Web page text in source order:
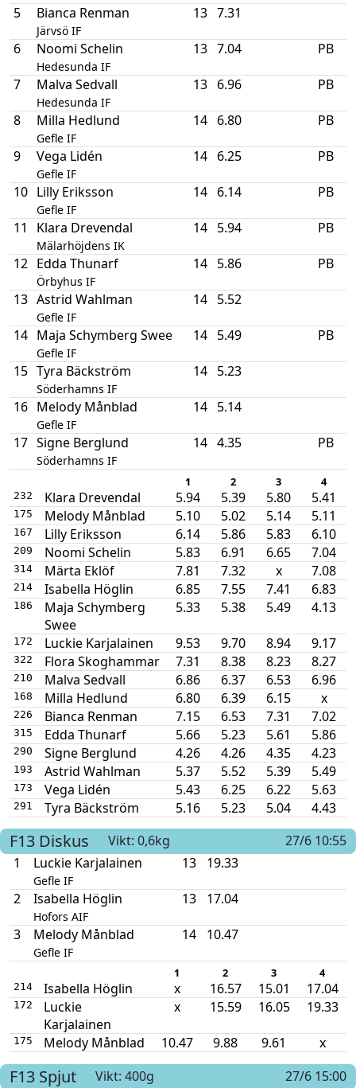
5 Bianca Renman
Järvsö IF
13 7.31
6 Noomi Schelin
Hedesunda IF
13 7.04 PB
7 Malva Sedvall
Hedesunda IF
13 6.96 PB
8 Milla Hedlund
Gefle IF
14 6.80 PB
9 Vega Lidén
Gefle IF
14 6.25 PB
10 Lilly Eriksson
Gefle IF
14 6.14 PB
11 Klara Drevendal
Mälarhöjdens IK
14 5.94 PB
12 Edda Thunarf
Örbyhus IF
14 5.86 PB
13 Astrid Wahlman
Gefle IF
14 5.52
14 Maja Schymberg Swee
Gefle IF
14 5.49 PB
15 Tyra Bäckström
Söderhamns IF
14 5.23
16 Melody Månblad
Gefle IF
14 5.14
17 Signe Berglund
Söderhamns IF
14 4.35 PB
1 2 3 4
232 Klara Drevendal 5.94 5.39 5.80 5.41
175 Melody Månblad 5.10 5.02 5.14 5.11
167 Lilly Eriksson 6.14 5.86 5.83 6.10
209 Noomi Schelin 5.83 6.91 6.65 7.04
314 Märta Eklöf 7.81 7.32 x 7.08
214 Isabella Höglin 6.85 7.55 7.41 6.83
186
Maja Schymberg
Swee
5.33 5.38 5.49 4.13
172 Luckie Karjalainen 9.53 9.70 8.94 9.17
322 Flora Skoghammar 7.31 8.38 8.23 8.27
210 Malva Sedvall 6.86 6.37 6.53 6.96
168 Milla Hedlund 6.80 6.39 6.15 x
226 Bianca Renman 7.15 6.53 7.31 7.02
315 Edda Thunarf 5.66 5.23 5.61 5.86
290 Signe Berglund 4.26 4.26 4.35 4.23
193 Astrid Wahlman 5.37 5.52 5.39 5.49
173 Vega Lidén 5.43 6.25 6.22 5.63
291 Tyra Bäckström 5.16 5.23 5.04 4.43
F13 Diskus Vikt: 0,6kg
27/6 10:55
1
Luckie Karjalainen
Gefle IF
13 19.33
2 Isabella Höglin
Hofors AIF
13 17.04
3 Melody Månblad
Gefle IF
14 10.47
1 2 3 4
214 Isabella Höglin x 16.57 15.01 17.04
172
Luckie
Karjalainen
x 15.59 16.05 19.33
175 Melody Månblad 10.47 9.88 9.61 x
F13 Spjut Vikt: 400g
27/6 15:00